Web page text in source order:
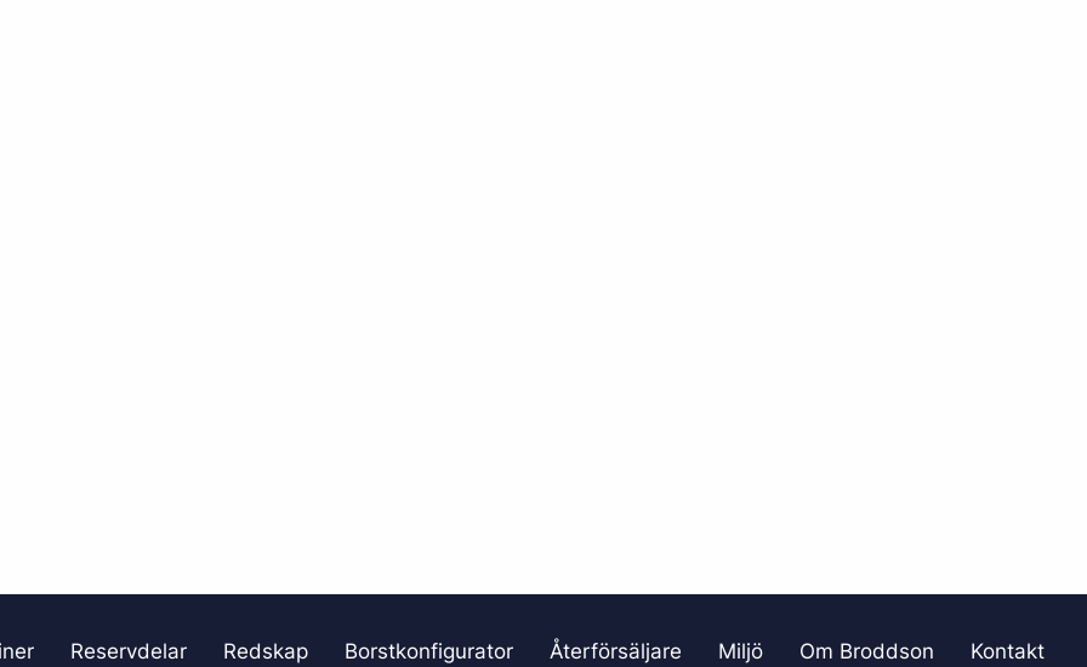
Reservdelar Redskap Borstkonfigurator Återförsäljare Miljö Om Broddson Kontakt